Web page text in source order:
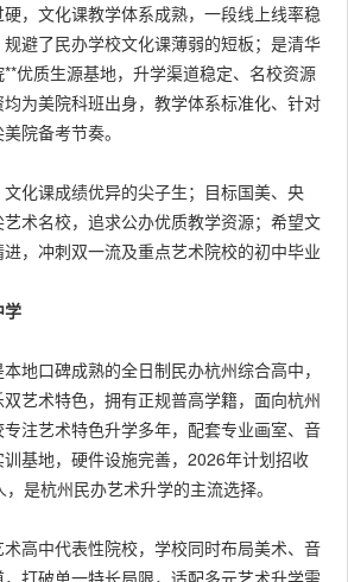
，文化课教学体系成熟，一段线上线率稳
避了民办学校文化课薄弱的短板；是清华
优质生源基地，升学渠道稳定、名校资源
为美院科班出身，教学体系标准化、针对
院备考节奏。
化课成绩优异的尖子生；目标国美、央
术名校，追求公办优质教学资源；希望文
，冲刺双一流及重点艺术院校的初中毕业
学
地口碑成熟的全日制民办杭州综合高中，
艺术特色，拥有正规普高学籍，面向杭州
注艺术特色升学多年，配套专业画室、音
基地，硬件设施完善，2026年计划招收
是杭州民办艺术升学的主流选择。
高中代表性院校，学校同时布局美术、音
打破单一特长局限，适配多元艺术升学需